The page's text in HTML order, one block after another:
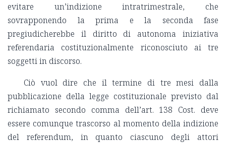
evitare un’indizione intratrimestrale, che
sovrapponendo la prima e la seconda fase
pregiudicherebbe il diritto di autonoma iniziativa
referendaria costituzionalmente riconosciuto ai tre
soggetti in discorso.
Ciò vuol dire che il termine di tre mesi dalla
pubblicazione della legge costituzionale previsto dal
richiamato secondo comma dell’art. 138 Cost. deve
essere comunque trascorso al momento della indizione
del referendum, in quanto ciascuno degli attori